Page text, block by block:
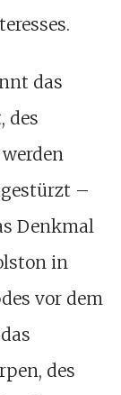
das
des
–
Denkmal
in
vor dem
des